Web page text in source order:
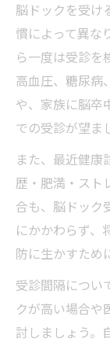
脳ドックを受け
慣によって異な
ら一度は受診を
高血圧、糖尿病
や、家族に脳卒
での受診が望ま
また、最近健
歴・肥満・スト
合も、脳ドック
にかかわらず、
防に生かすため
受診間隔につい
クが高い場合や
討しましょう。